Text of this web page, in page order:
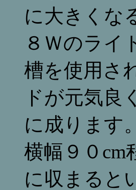
に大きくな
８Ｗのライ
槽を使用さ
ドが元気良
に成ります。
横幅９０cm
に収まると